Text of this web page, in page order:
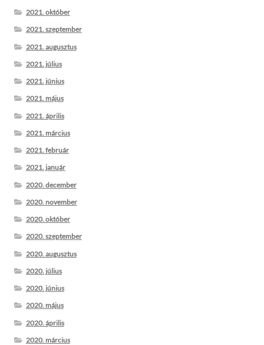
2021. október
2021. szeptember
2021. augusztus
2021. július
2021. június
2021. május
2021. április
2021. március
2021. február
2021. január
2020. december
2020. november
2020. október
2020. szeptember
2020. augusztus
2020. július
2020. június
2020. május
2020. április
2020. március